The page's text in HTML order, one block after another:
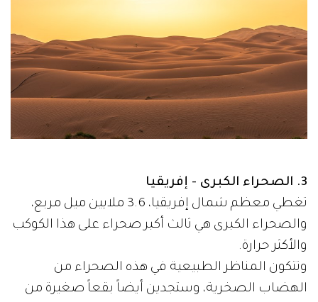
3. الصحراء الكبرى - إفريقيا
تغطي معظم شمال إفريقيا، 3.6 ملايين ميل مربع،
والصحراء الكبرى هي ثالث أكبر صحراء على هذا الكوكب
والأكثر حرارة.
وتتكون المناظر الطبيعية في هذه الصحراء من
الهضاب الصخرية، وستجدين أيضاً بقعاً صغيرة من